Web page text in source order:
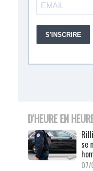
D'HEURE EN
se
07/